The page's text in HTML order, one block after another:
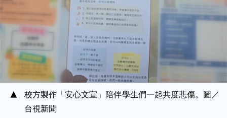
校方製作「安心文宣」陪伴學生們一起共度悲傷。圖／
台視新聞